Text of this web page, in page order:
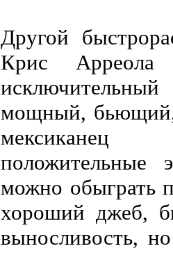
Другой
Крис Арреола
мощный,
положительные
можно обыграть
хороший джеб,
выносливость,